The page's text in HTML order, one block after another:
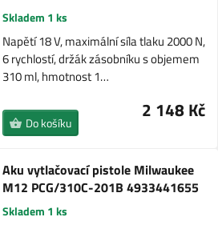
Skladem 1 ks
Napětí 18 V, maximální síla tlaku 2000 N,
6 rychlostí, držák zásobníku s objemem
310 ml, hmotnost 1…
2 148 Kč
Do košíku
Aku vytlačovací pistole Milwaukee
M12 PCG/310C-201B 4933441655
Skladem 1 ks